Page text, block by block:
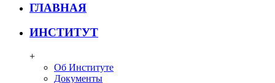
ГЛАВНАЯ
ИНСТИТУТ
+
Об Институте
Документы